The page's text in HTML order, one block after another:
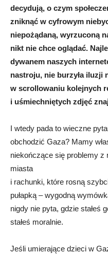
decydują, o czym
zniknąć w cyfrowym
niepożądaną, wyrzuconą
nikt nie chce oglądać.
dywanem naszych
nastroju, nie burzyła iluzji
w scrollowaniu kolejnych
i uśmiechniętych zdjęć
I wtedy pada to wieczne
obchodzić Gaza? Mamy
niekończące się problemy z
miasta
i rachunki, które rosną
pułapką – wygodną
nigdy nie pyta, gdzie stałeś
stałeś moralnie.
Jeśli umierające dzieci w